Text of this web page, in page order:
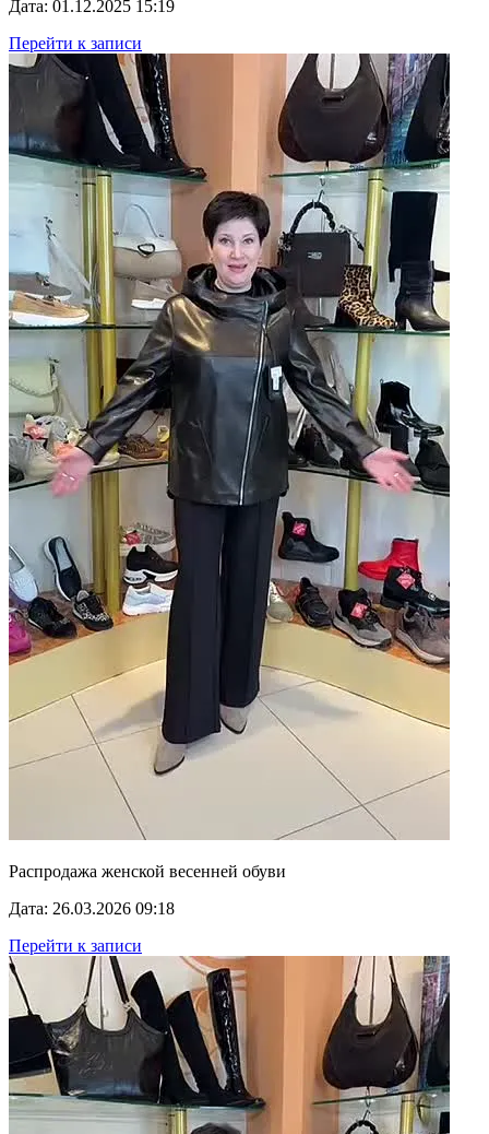
Дата: 01.12.2025 15:19
Перейти к записи
Распродажа женской весенней обуви
Дата: 26.03.2026 09:18
Перейти к записи